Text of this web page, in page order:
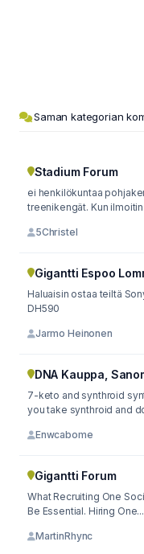
Saman kategorian
Stadium Forum
ei henkilökuntaa
treenikengät. Kun
5Christel
Gigantti Espoo
Haluaisin ostaa teiltä Sony 5.1-kanavainen kotiteatterivahvistin STR-
DH590
Jarmo Heinonen
DNA Kauppa,
7-keto and synthroid
you take synthroid and
Enwcabome
Gigantti Forum
What Recruiting One
Be Essential. Hiring One...
MartinRhync